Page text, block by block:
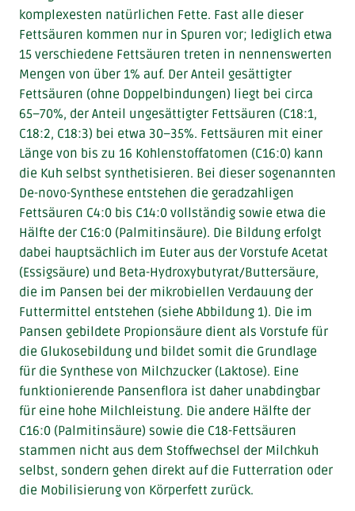
komplexesten natürlichen Fette. Fast alle dieser
Fettsäuren kommen nur in Spuren vor; lediglich etwa
15 verschiedene Fettsäuren treten in nennenswerten
Mengen von über 1% auf. Der Anteil gesättigter
Fettsäuren (ohne Doppelbindungen) liegt bei circa
65–70%, der Anteil ungesättigter Fettsäuren (C18:1,
C18:2, C18:3) bei etwa 30–35%. Fettsäuren mit einer
Länge von bis zu 16 Kohlenstoffatomen (C16:0) kann
die Kuh selbst synthetisieren. Bei dieser sogenannten
De-novo-Synthese entstehen die geradzahligen
Fettsäuren C4:0 bis C14:0 vollständig sowie etwa die
Hälfte der C16:0 (Palmitinsäure). Die Bildung erfolgt
dabei hauptsächlich im Euter aus der Vorstufe Acetat
(Essigsäure) und Beta-Hydroxybutyrat/Buttersäure,
die im Pansen bei der mikrobiellen Verdauung der
Futtermittel entstehen (siehe Abbildung 1). Die im
Pansen gebildete Propionsäure dient als Vorstufe für
die Glukosebildung und bildet somit die Grundlage
für die Synthese von Milchzucker (Laktose). Eine
funktionierende Pansenflora ist daher unabdingbar
für eine hohe Milchleistung. Die andere Hälfte der
C16:0 (Palmitinsäure) sowie die C18-Fettsäuren
stammen nicht aus dem Stoffwechsel der Milchkuh
selbst, sondern gehen direkt auf die Futterration oder
die Mobilisierung von Körperfett zurück.